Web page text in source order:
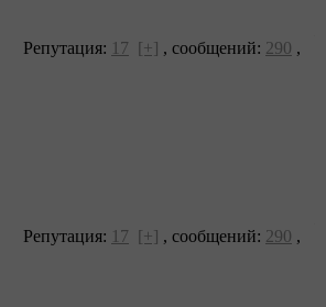
Репутация: 17 [+] , сообщений: 290 ,
Репутация: 17 [+] , сообщений: 290 ,